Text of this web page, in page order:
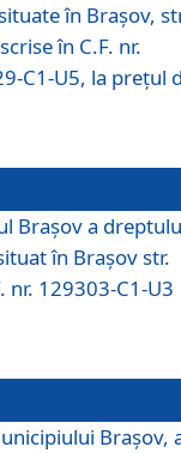
în Brașov,
în C.F. nr.
C1-U5, la prețul
Brașov a
în Brașov str.
nr. 129303-C1-U3
Braşov,